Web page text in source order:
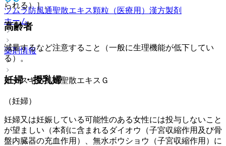
ツムラ防風通聖散エキス顆粒（医療用） 漢方製剤
ホーム
薬剤情報
オースギ防風通聖散エキスＧ
られる）］。
高齢者
減量するなど注意すること（一般に生理機能が低下してい
る）。
妊婦・授乳婦
（妊婦）
妊婦又は妊娠している可能性のある女性には投与しないこと
が望ましい（本剤に含まれるダイオウ（子宮収縮作用及び骨
盤内臓器の充血作用）、無水ボウショウ（子宮収縮作用）に